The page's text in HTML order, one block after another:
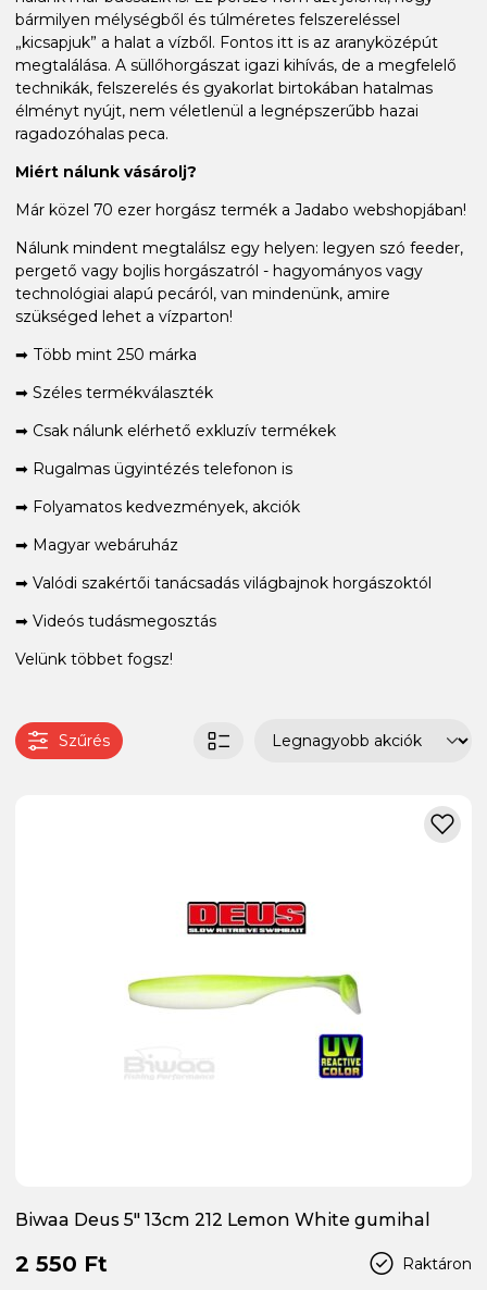
bármilyen mélységből és túlméretes felszereléssel
„kicsapjuk” a halat a vízből. Fontos itt is az aranyközépút
megtalálása. A süllőhorgászat igazi kihívás, de a megfelelő
technikák, felszerelés és gyakorlat birtokában hatalmas
élményt nyújt, nem véletlenül a legnépszerűbb hazai
ragadozóhalas peca.
Miért nálunk vásárolj?
Már közel 70 ezer horgász termék a Jadabo webshopjában!
Nálunk mindent megtalálsz egy helyen: legyen szó feeder,
pergető vagy bojlis horgászatról - hagyományos vagy
technológiai alapú pecáról, van mindenünk, amire
szükséged lehet a vízparton!
➡ Több mint 250 márka
➡ Széles termékválaszték
➡ Csak nálunk elérhető exkluzív termékek
➡ Rugalmas ügyintézés telefonon is
➡ Folyamatos kedvezmények, akciók
➡ Magyar webáruház
➡ Valódi szakértői tanácsadás világbajnok horgászoktól
➡ Videós tudásmegosztás
Velünk többet fogsz!
Szűrés
Biwaa Deus 5" 13cm 212 Lemon White gumihal
Raktáron
2 550 Ft